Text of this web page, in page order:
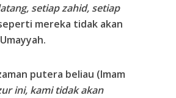
setiap zahid, setiap
mereka tidak akan
putera beliau (Imam
ini, kami tidak akan